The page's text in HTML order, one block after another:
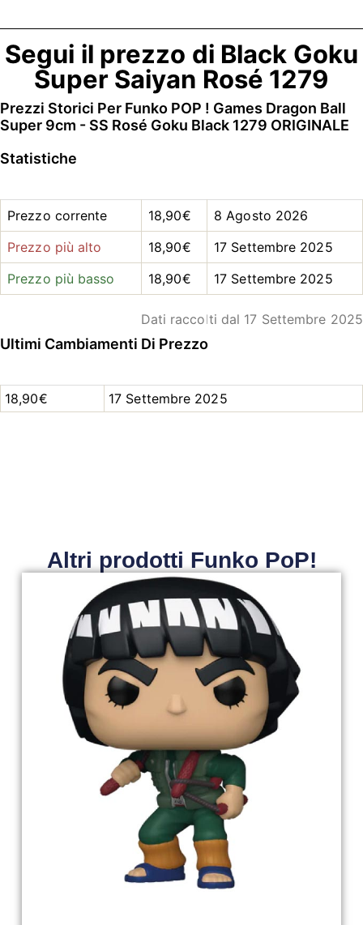
Segui il prezzo di Black Goku
Super Saiyan Rosé 1279
Prezzi Storici Per Funko POP ! Games Dragon Ball
Super 9cm - SS Rosé Goku Black 1279 ORIGINALE
Statistiche
Prezzo corrente 18,90€
8 Agosto 2026
Prezzo più alto
18,90€
17 Settembre 2025
Prezzo più basso
18,90€ 17 Settembre 2025
Dati raccolti dal 17 Settembre 2025
Ultimi Cambiamenti Di Prezzo
18,90€ 17 Settembre 2025
Altri prodotti Funko PoP!